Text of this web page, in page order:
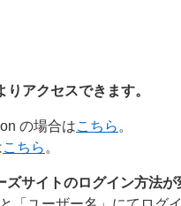
アクセスできます。
の場合はこちら 。
こちら 。
サイトのログイン方法